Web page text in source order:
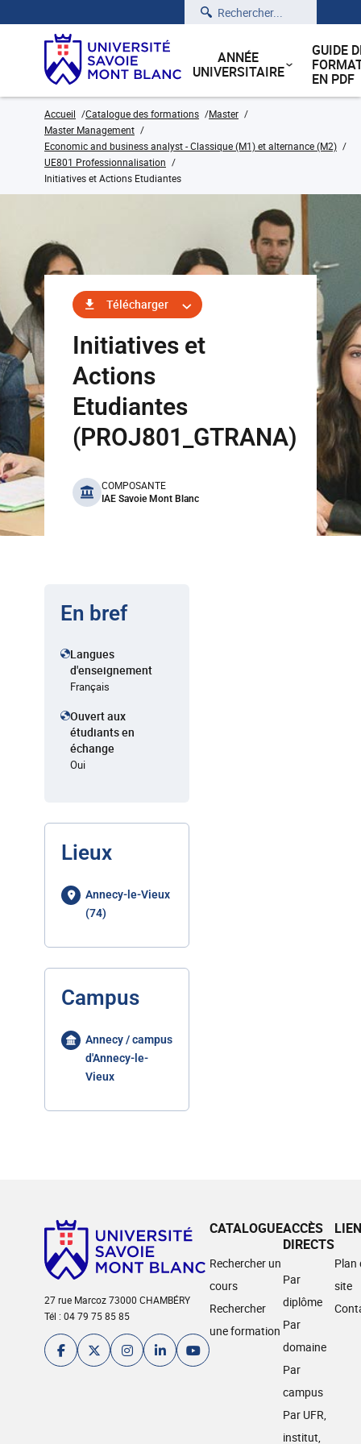
Rechercher
ANNÉE
UNIVERSITAIRE
GUIDE
EN PDF
Accueil Catalogue des formations
Master
Master Management
Economic and business analyst - Classique (M1) et alternance (M2)
UE801 Professionnalisation
Initiatives et Actions Etudiantes
Télécharger
Initiatives et
Actions
Etudiantes
(PROJ801_GTRANA)
benefits
COMPOSANTE
IAE Savoie Mont Blanc
En bref
Langues
d'enseignement
Français
Ouvert aux
étudiants en
échange
Oui
Lieux
Annecy-le-Vieux
(74)
Campus
Annecy / campus
d'Annecy-le-
Vieux
27 rue Marcoz 73000 CHAMBÉRY
Tél : 04 79 75 85 85
CATALOGUE
Rechercher un
cours
Rechercher
une formation
ACCÈS
DIRECTS
Par
diplôme
Par
domaine
Par
campus
Par UFR,
institut,
Plan
site